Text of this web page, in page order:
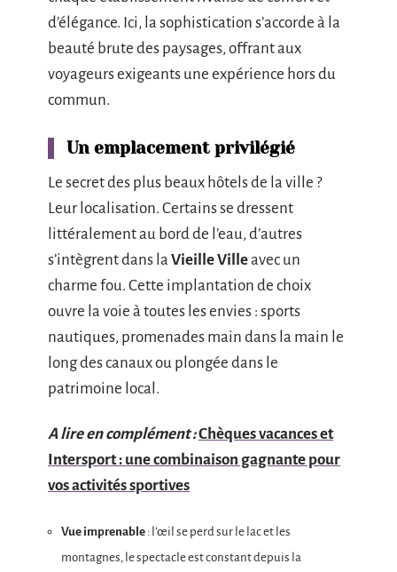
d’élégance. Ici, la sophistication s’accorde à la
beauté brute des paysages, offrant aux
voyageurs exigeants une expérience hors du
commun.
Un emplacement privilégié
Le secret des plus beaux hôtels de la ville ?
Leur localisation. Certains se dressent
littéralement au bord de l’eau, d’autres
s’intègrent dans la Vieille Villeavec un
charme fou. Cette implantation de choix
ouvre la voie à toutes les envies : sports
nautiques, promenades main dans la main le
long des canaux ou plongée dans le
patrimoine local.
A lire en complément :Chèques vacances et
Intersport : une combinaison gagnante pour
vos activités sportives
Vue imprenable : l’œil se perd sur le lac et les
montagnes, le spectacle est constant depuis la